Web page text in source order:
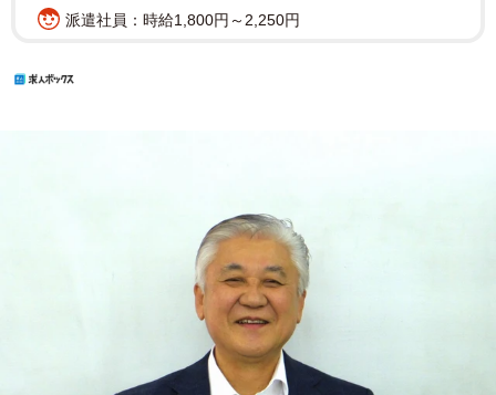
派遣社員：時給1,800円～2,250円